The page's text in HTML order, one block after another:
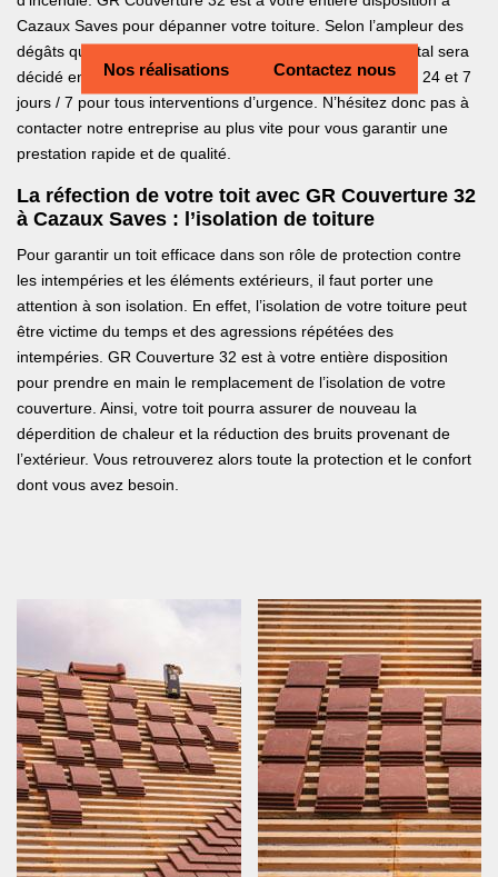
Nos réalisations Contactez nous
Cazaux Saves pour dépanner votre toiture. Selon l’ampleur des
dégâts que votre toit a subis, une réfection partielle ou total sera
décidé en conséquence. Nous sommes disponibles 24h / 24 et 7
jours / 7 pour tous interventions d’urgence. N’hésitez donc pas à
contacter notre entreprise au plus vite pour vous garantir une
prestation rapide et de qualité.
La réfection de votre toit avec GR Couverture 32
à Cazaux Saves : l’isolation de toiture
Pour garantir un toit efficace dans son rôle de protection contre
les intempéries et les éléments extérieurs, il faut porter une
attention à son isolation. En effet, l’isolation de votre toiture peut
être victime du temps et des agressions répétées des
intempéries. GR Couverture 32 est à votre entière disposition
pour prendre en main le remplacement de l’isolation de votre
couverture. Ainsi, votre toit pourra assurer de nouveau la
déperdition de chaleur et la réduction des bruits provenant de
l’extérieur. Vous retrouverez alors toute la protection et le confort
dont vous avez besoin.